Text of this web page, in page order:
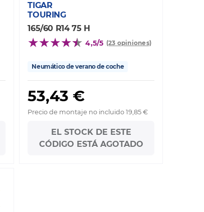
TIGAR
TOURING
165/60 R14 75 H
4,5/5 (23 opiniones)
Neumático de verano de coche
53,43 €
Precio de montaje no incluido 19,85 €
EL STOCK DE ESTE
CÓDIGO ESTÁ AGOTADO